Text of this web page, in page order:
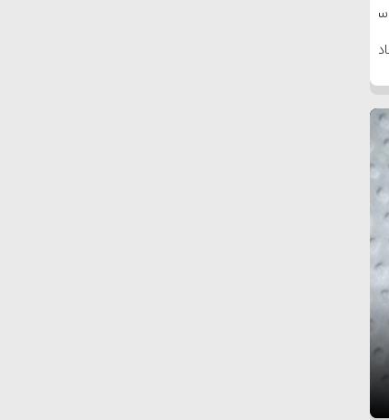
به دیوانگی آمریکا داریم
کرد
و متوقف شدند
حماس شد
کمک به آمریکا در حملات به
سختی خواهند گرفت